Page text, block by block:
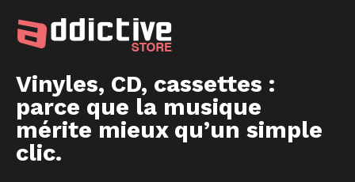
Vinyles, CD, cassettes :
parce que la musique
mérite mieux qu’un simple
clic.